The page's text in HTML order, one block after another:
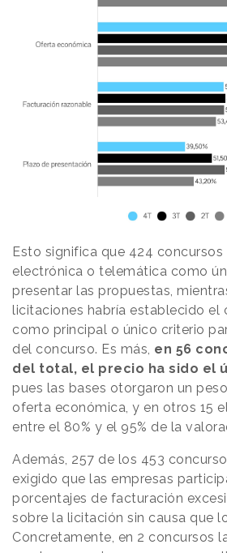
Esto significa que 424
electrónica o telemática como
presentar las propuestas,
licitaciones habría establecido el
como principal o único criterio
del concurso. Es más, en 56
del total, el precio ha sido el
pues las bases otorgaron un
oferta económica, y en otros 15
entre el 80% y el 95% de la
Además, 257 de los 453
exigido que las empresas
porcentajes de facturación
sobre la licitación sin causa que
Concretamente, en 2 concursos